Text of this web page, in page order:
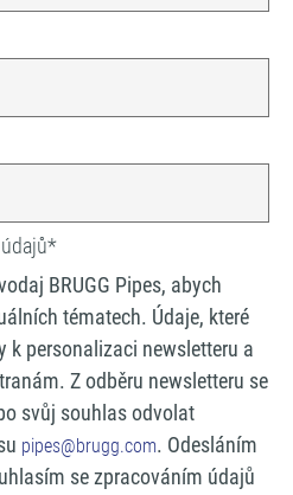
*
BRUGG Pipes, abych
tématech. Údaje, které
k personalizaci newsletteru a
Z odběru newsletteru se
svůj souhlas odvolat
pipes@brugg.com. Odesláním
se zpracováním údajů